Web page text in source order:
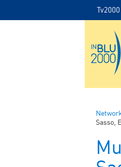
Tv2000
Sasso,